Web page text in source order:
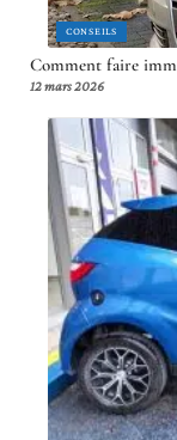
CONSEILS
Comment faire
12 mars 2026